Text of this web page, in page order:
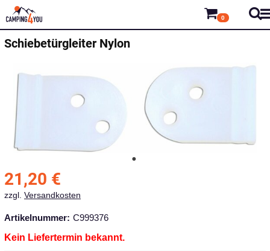
0
Schiebetürgleiter Nylon
21,20 €
zzgl. Versandkosten
Artikelnummer: C999376
Kein Liefertermin bekannt.